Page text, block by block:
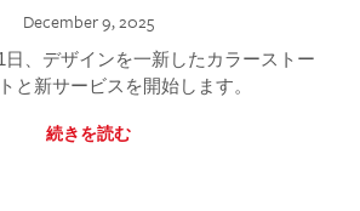
December 9, 2025
日、デザインを一新したカラーストー
と新サービスを開始します。
続きを読む